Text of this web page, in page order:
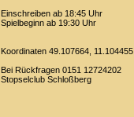
Einschreiben ab 18:45 Uhr
Spielbeginn ab 19:30 Uhr
Koordinaten 49.107664, 11.104455
Bei Rückfragen 0151 12724202
Stopselclub Schloßberg